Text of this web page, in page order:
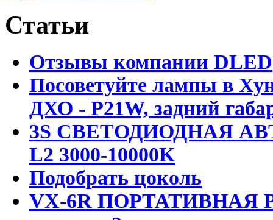
Статьи
Отзывы компании DLED
Посоветуйте лампы в
ДХО - P21W, задний
3S СВЕТОДИОДНАЯ
L2 3000-10000K
Подобрать цоколь
VX-6R ПОРТАТИВНАЯ